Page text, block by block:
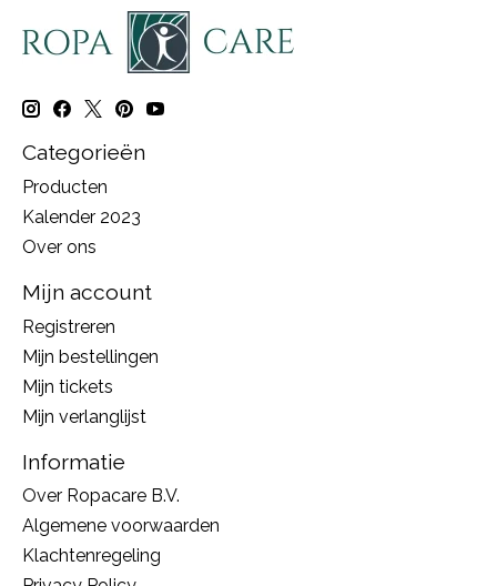
Categorieën
Producten
Kalender 2023
Over ons
Mijn account
Registreren
Mijn bestellingen
Mijn tickets
Mijn verlanglijst
Informatie
Over Ropacare B.V.
Algemene voorwaarden
Klachtenregeling